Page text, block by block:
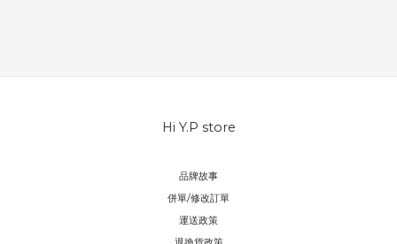
Hi Y.P store
品牌故事
併單/修改訂單
運送政策